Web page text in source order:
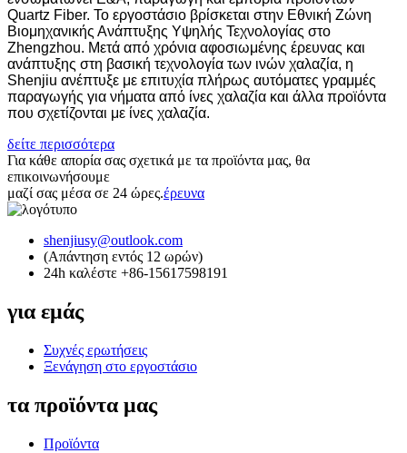
Quartz Fiber. Το εργοστάσιο βρίσκεται στην Εθνική Ζώνη
Βιομηχανικής Ανάπτυξης Υψηλής Τεχνολογίας στο
Zhengzhou. Μετά από χρόνια αφοσιωμένης έρευνας και
ανάπτυξης στη βασική τεχνολογία των ινών χαλαζία, η
Shenjiu ανέπτυξε με επιτυχία πλήρως αυτόματες γραμμές
παραγωγής για νήματα από ίνες χαλαζία και άλλα προϊόντα
που σχετίζονται με ίνες χαλαζία.
δείτε περισσότερα
Για κάθε απορία σας σχετικά με τα προϊόντα μας, θα
επικοινωνήσουμε
μαζί σας μέσα σε 24 ώρες.έρευνα
shenjiusy@outlook.com
(Απάντηση εντός 12 ωρών)
24h καλέστε +86-15617598191
για εμάς
Συχνές ερωτήσεις
Ξενάγηση στο εργοστάσιο
τα προϊόντα μας
Προϊόντα